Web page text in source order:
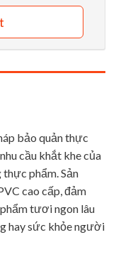
bảo quản thực
cầu khắt khe của
thực phẩm. Sản
cao cấp, đảm
tươi ngon lâu
hay sức khỏe người